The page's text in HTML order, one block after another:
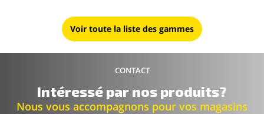
Voir toute la liste des gammes
CONTACT
Intéressé par nos produits?
Nous vous accompagnons pour vos magasins